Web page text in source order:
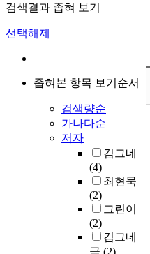
검색결과 좁혀 보기
선택해제
좁혀본 항목 보기순서
검색량순
가나다순
저자
김그네
(4)
최현묵
(2)
그린이
(2)
김그네